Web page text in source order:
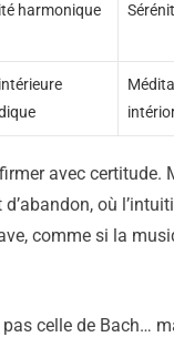
harmonique
avec
où
comme si la
celle de Bach…